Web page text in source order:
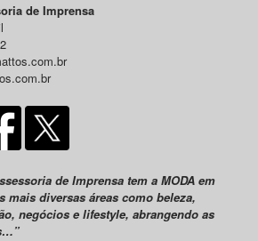
de Imprensa
de Imprensa tem a MODA em
mais diversas áreas como beleza,
negócios e lifestyle, abrangendo as